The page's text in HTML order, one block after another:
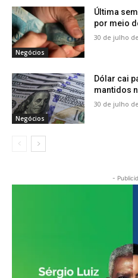
Negócios
Última
por meio
30 de julho
Negócios
Dólar cai
mantidos
30 de julho
-